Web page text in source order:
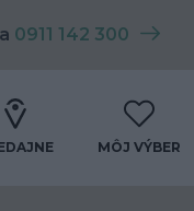
0911 142 300
MÔJ VÝBER